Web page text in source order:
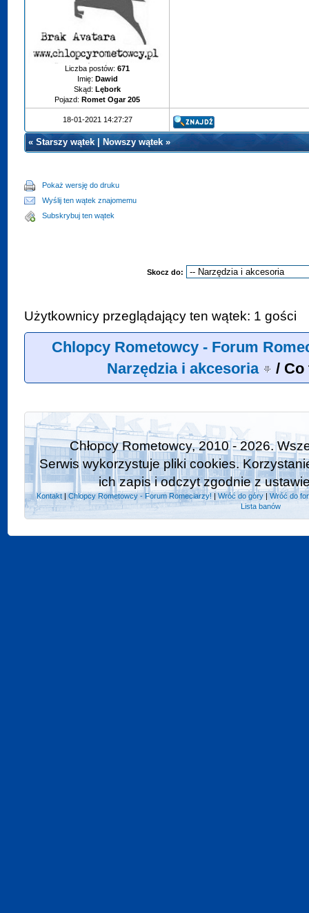
Liczba postów:671
Imię: Dawid
Skąd: Lębork
Pojazd: Romet Ogar 205
18-01-2021 14:27:27
«Starszy wątek Nowszy wątek»
Pokaż wersję do druku
Wyślij ten wątek znajomemu
Subskrybuj ten wątek
Skocz do:
Użytkownicy przeglądający ten wątek: 1 gości
Chlopcy Rometowcy - Forum
Narzędzia i akcesoria
/ Co
Chłopcy Rometowcy, 2010 - 2026.
Serwis wykorzystuje pliki cookies.
ich zapis i odczyt zgodnie z
Kontakt| Chlopcy Rometowcy - Forum Romeciarzy! |Wróć do góry| Wróć do
Lista banów